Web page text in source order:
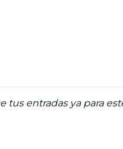
tus entradas ya para